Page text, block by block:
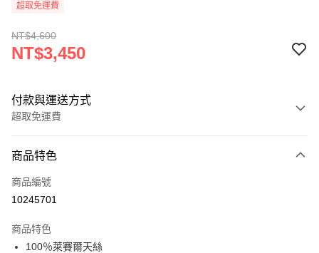
超取免運費
NT$4,600
NT$3,450
付款與運送方式
超取免運費
信用卡一次付款
超商取貨付款
Apple Pay
商品特色
商品編號
10245701
商品特色
100％萊賽爾天絲